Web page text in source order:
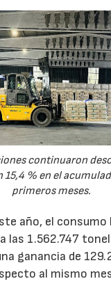
continuaron
15,4 % en el
primeros meses.
año, el consumo
las 1.562.747
ganancia de
al mismo